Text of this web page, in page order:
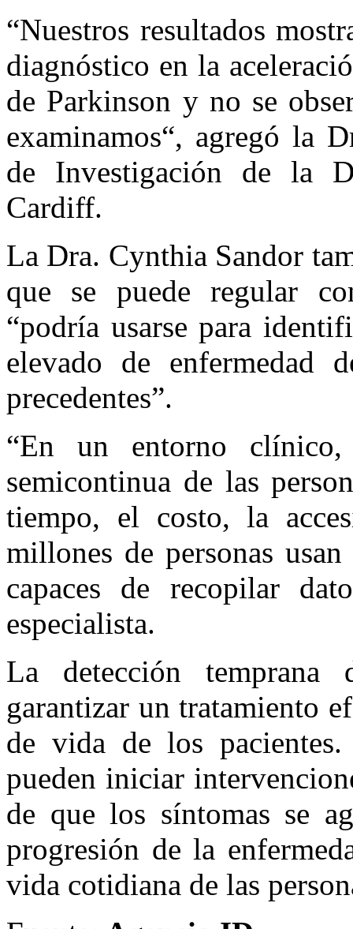
“Nuestros resultados
diagnóstico en la
de Parkinson y no se
examinamos“, agregó la
de Investigación de la
Cardiff.
La Dra. Cynthia Sandor
que se puede regular
“podría usarse para
elevado de enfermedad
precedentes”.
“En un entorno
semicontinua de las
tiempo, el costo, la
millones de personas
capaces de recopilar
especialista.
La detección temprana
garantizar un tratamiento
de vida de los
pueden iniciar
de que los síntomas se
progresión de la
vida cotidiana de las